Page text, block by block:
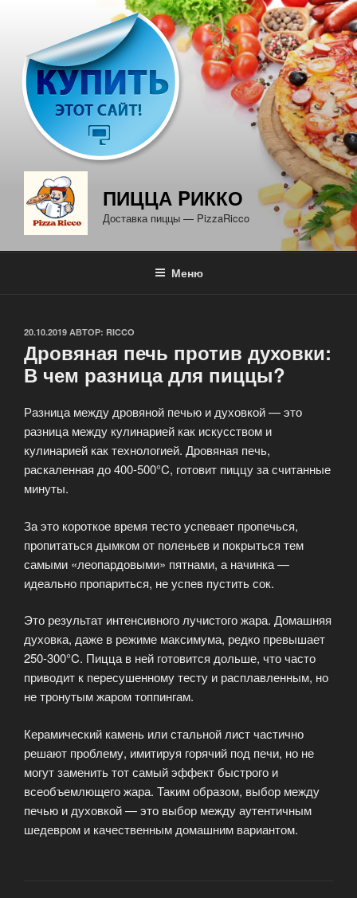
содержимому
ПИЦЦА PИККО
Доставка пиццы — PizzaRicco
Меню
ОПУБЛИКОВАНО
20.10.2019 АВТОР: RICCO
Дровяная печь против духовки:
В чем разница для пиццы?
Разница между дровяной печью и духовкой — это
разница между кулинарией как искусством и
кулинарией как технологией. Дровяная печь,
раскаленная до 400-500°C, готовит пиццу за считанные
минуты.
За это короткое время тесто успевает пропечься,
пропитаться дымком от поленьев и покрыться тем
самыми «леопардовыми» пятнами, а начинка —
идеально пропариться, не успев пустить сок.
Это результат интенсивного лучистого жара. Домашняя
духовка, даже в режиме максимума, редко превышает
250-300°C. Пицца в ней готовится дольше, что часто
приводит к пересушенному тесту и расплавленным, но
не тронутым жаром топпингам.
Керамический камень или стальной лист частично
решают проблему, имитируя горячий под печи, но не
могут заменить тот самый эффект быстрого и
всеобъемлющего жара. Таким образом, выбор между
печью и духовкой — это выбор между аутентичным
шедевром и качественным домашним вариантом.